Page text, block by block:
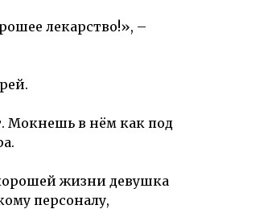
лекарство!», –
Мокнешь в нём как под
жизни девушка
персоналу,